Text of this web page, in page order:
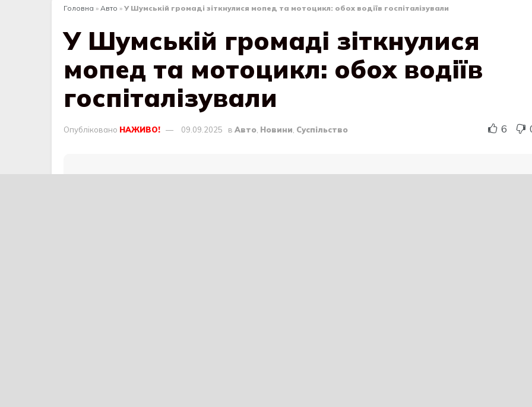
Головна » Авто » У Шумській громаді зіткнулися мопед та мотоцикл: обох водіїв госпіталізували
У Шумській громаді зіткнулися
мопед та мотоцикл: обох водіїв
госпіталізували
Опубліковано НАЖИВО! 09.09.2025 в Авто Новини Суспільство 6